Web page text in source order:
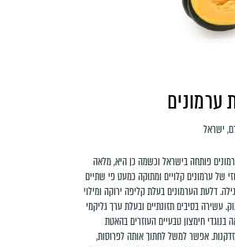
ערמונים
פותחה בישראל וכשמה כן היא, מלאה
של ערמונים קלויים ומתוקה כמעט פי שתיים
דלעת הערמונים בעלת קליפה ירוקה ומילוי
עשירה בסיבים תזונתיים ובעלת ערך גליקמי
בנוגדי חימצון טבעיים העוזרים בהאטת
אפשר למשל לחתוך אותה לפרוסות,